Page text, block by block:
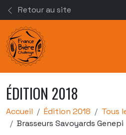
Retour au site
ÉDITION 2018
Accueil Édition 2018
Tous
Brasseurs Savoyards Genepi